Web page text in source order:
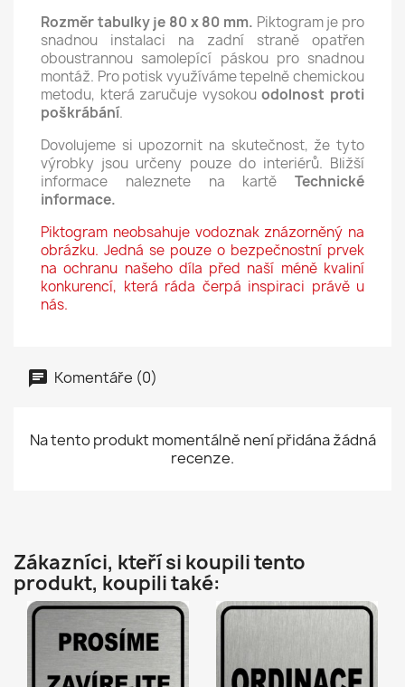
Rozměr tabulky je 80 x 80 mm. Piktogram je pro
snadnou instalaci na zadní straně opatřen
oboustrannou samolepící páskou pro snadnou
montáž. Pro potisk využíváme tepelně chemickou
metodu, která zaručuje vysokouodolnost proti
poškrábání.
Dovolujeme si upozornit na skutečnost, že tyto
výrobky jsou určeny pouze do interiérů. Bližší
informace naleznete na kartě Technické
informace.
Piktogram neobsahuje vodoznak znázorněný na
obrázku. Jedná se pouze o bezpečnostní prvek
na ochranu našeho díla před naší méně kvaliní
konkurencí, která ráda čerpá inspiraci právě u
nás.
Komentáře (0)
Na tento produkt momentálně není přidána žádná
recenze.
Zákazníci, kteří si koupili tento
produkt, koupili také: